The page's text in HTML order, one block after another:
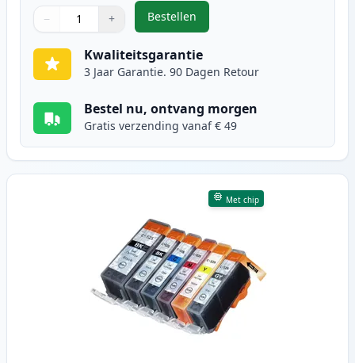
Gebruik de knoppen om aan te passen
− +
1
Bestellen
,10 stuks Canon PGI-525 & CLI-
Kwaliteitsgarantie
3 Jaar Garantie. 90 Dagen Retour
Bestel nu, ontvang morgen
Gratis verzending vanaf € 49
Met chip